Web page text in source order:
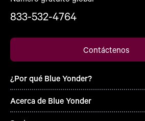
833-532-4764
Contáctenos
¿Por qué Blue Yonder?
Acerca de Blue Yonder